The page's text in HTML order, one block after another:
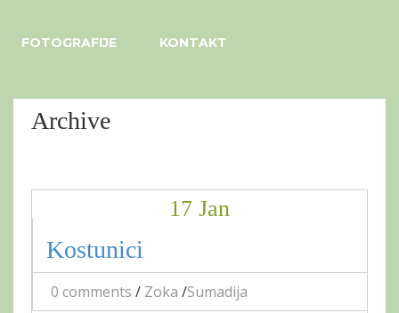
FOTOGRAFIJE KONTAKT
Archive
17 Jan
Kostunici
0 comments / Zoka /Sumadija